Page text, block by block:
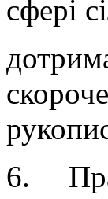
сфері
6.